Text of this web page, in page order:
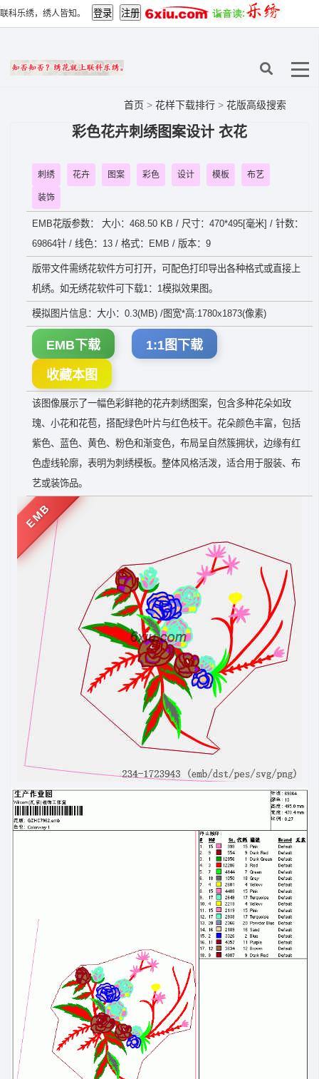
联科乐绣，绣人皆知。
首页 > 花样下载排行 > 花版高级搜索
彩色花卉刺绣图案设计 衣花
刺绣 花卉 图案 彩色 设计 模板 布艺
装饰
EMB花版参数： 大小：468.50 KB / 尺寸：470*495[毫米] / 针数：
69864针 / 线色：13 / 格式：EMB / 版本：9
版带文件需绣花软件方可打开，可配色打印导出各种格式或直接上
机绣。如无绣花软件可下载1：1模拟效果图。
模拟图片信息：大小：0.3(MB) /图宽*高:1780x1873(像素)
EMB下载 1:1图下载
收藏本图
该图像展示了一幅色彩鲜艳的花卉刺绣图案，包含多种花朵如玫
瑰、小花和花苞，搭配绿色叶片与红色枝干。花朵颜色丰富，包括
紫色、蓝色、黄色、粉色和渐变色，布局呈自然簇拥状，边缘有红
色虚线轮廓，表明为刺绣模板。整体风格活泼，适合用于服装、布
艺或装饰品。
EMB